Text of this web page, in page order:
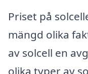
Priset på
mängd olika
av solcell en
olika typer av